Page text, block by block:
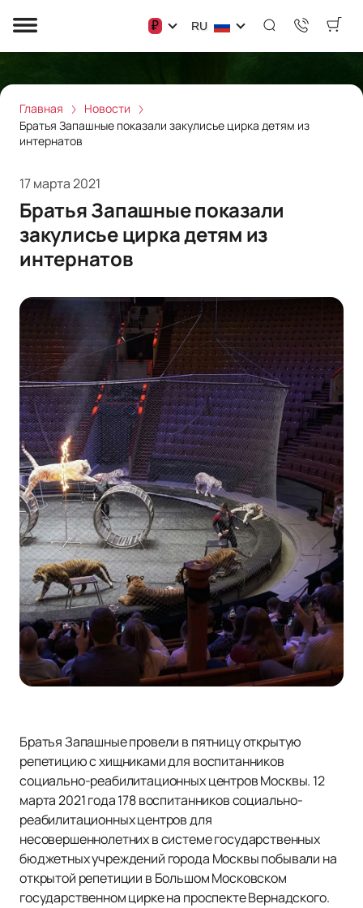
₽ RU
Главная
Новости
Братья Запашные показали закулисье цирка детям из
интернатов
17 марта 2021
Братья Запашные показали
закулисье цирка детям из
интернатов
Братья Запашные провели в пятницу открытую
репетицию с хищниками для воспитанников
социально-реабилитационных центров Москвы. 12
марта 2021 года 178 воспитанников социально-
реабилитационных центров для
несовершеннолетних в системе государственных
бюджетных учреждений города Москвы побывали на
открытой репетиции в Большом Московском
государственном цирке на проспекте Вернадского.